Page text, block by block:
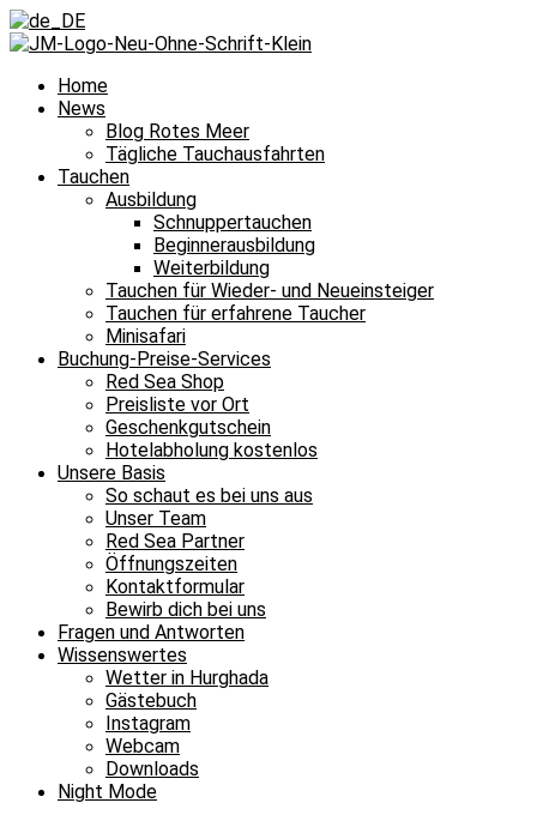
Home
News
Blog Rotes Meer
Tägliche Tauchausfahrten
Tauchen
Ausbildung
Schnuppertauchen
Beginnerausbildung
Weiterbildung
Tauchen für Wieder- und Neueinsteiger
Tauchen für erfahrene Taucher
Minisafari
Buchung-Preise-Services
Red Sea Shop
Preisliste vor Ort
Geschenkgutschein
Hotelabholung kostenlos
Unsere Basis
So schaut es bei uns aus
Unser Team
Red Sea Partner
Öffnungszeiten
Kontaktformular
Bewirb dich bei uns
Fragen und Antworten
Wissenswertes
Wetter in Hurghada
Gästebuch
Instagram
Webcam
Downloads
Night Mode